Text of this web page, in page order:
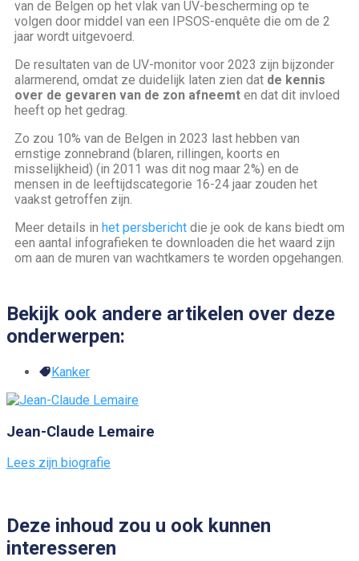
van de Belgen op het vlak van UV-bescherming op te
volgen door middel van een IPSOS-enquête die om de 2
jaar wordt uitgevoerd.
De resultaten van de UV-monitor voor 2023 zijn bijzonder
alarmerend, omdat ze duidelijk laten zien dat de kennis
over de gevaren van de zon afneemt en dat dit invloed
heeft op het gedrag.
Zo zou 10% van de Belgen in 2023 last hebben van
ernstige zonnebrand (blaren, rillingen, koorts en
misselijkheid) (in 2011 was dit nog maar 2%) en de
mensen in de leeftijdscategorie 16-24 jaar zouden het
vaakst getroffen zijn.
Meer details in het persbericht die je ook de kans biedt om
een aantal infografieken te downloaden die het waard zijn
om aan de muren van wachtkamers te worden opgehangen.
Bekijk ook andere artikelen over deze
onderwerpen:
Kanker
Jean-Claude Lemaire
Lees zijn biografie
Deze inhoud zou u ook kunnen
interesseren